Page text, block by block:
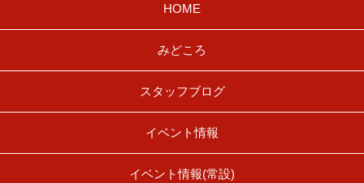
HOME
みどころ
スタッフブログ
イベント情報
イベント情報(常設)